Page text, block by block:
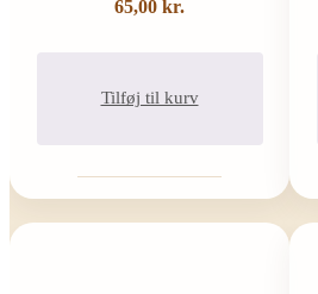
65,00 kr.
Tilføj til kurv